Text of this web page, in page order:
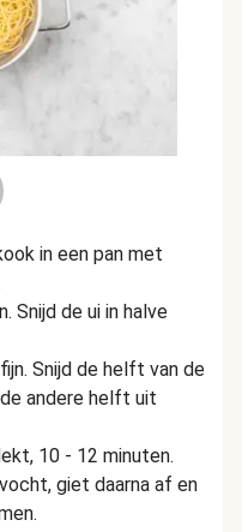
in een pan met
Snijd de ui in halve
Snijd de helft van de
andere helft uit
10 - 12 minuten.
giet daarna af en